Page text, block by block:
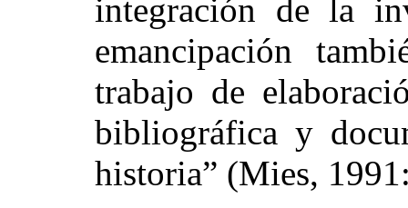
integración de la
emancipación
trabajo de
bibliográfica y
historia” (Mies,